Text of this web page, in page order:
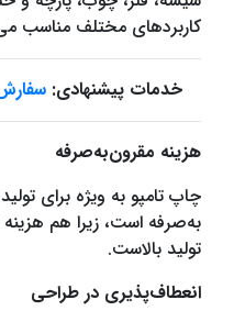
کاربردهای مختلف مناسب
خدمات پیشنهادی:
هزینه مقرون‌به‌صرفه
چاپ تامپو به ویژه برای
به‌صرفه است، زیرا هم
تولید بالاست.
انعطاف‌پذیری در طراحی